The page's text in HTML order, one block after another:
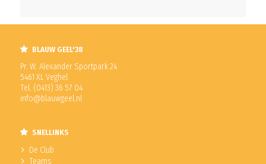
BLAUW GEEL'38
Pr. W. Alexander Sportpark 24
5461 XL Veghel
Tel. (0413) 36 57 04
info@blauwgeel.nl
SNELLINKS
De Club
Teams